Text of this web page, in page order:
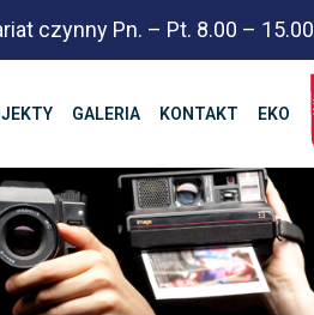
czynny Pn. – Pt. 8.00 – 15.00
GALERIA KONTAKT EKO